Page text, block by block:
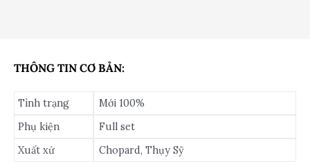
THÔNG TIN CƠ BẢN:
Tình trạng
Mới 100%
Phụ kiện
Full set
Xuất xứ
Chopard, Thụy Sỹ